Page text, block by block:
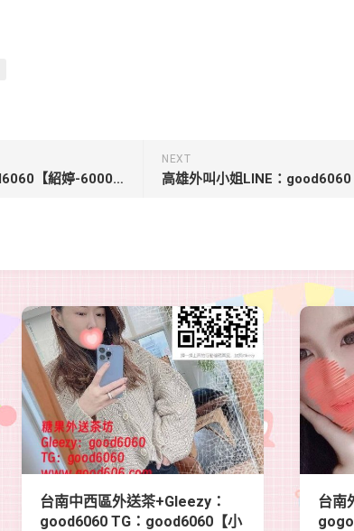
NEXT
台南外約小姐LINE：good6060【紹婷-6000】167.C.22歲學生妹兼職高挑纖細美腿配合度高 短期兼職
台南中西區外送茶+Gleezy：
good6060 TG：good6060【小
台南